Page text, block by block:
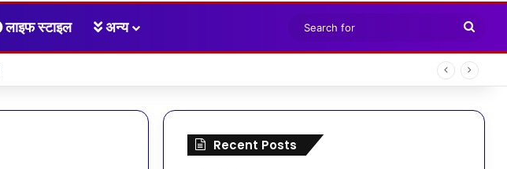
लाइफ स्टाइल अन्य
for
Recent Posts